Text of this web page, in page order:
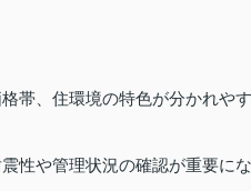
帯、住環境の特色が分かれやす
性や管理状況の確認が重要にな